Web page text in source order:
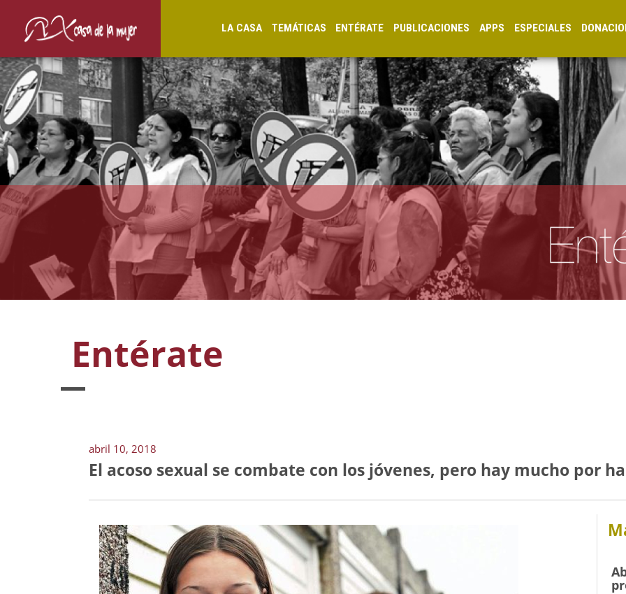
LA CASA TEMÁTICAS ENTÉRATE PUBLICACIONES APPS ESPECIALES
Entérate
abril 10, 2018
El acoso sexual se combate con los jóvenes, pero hay mucho por